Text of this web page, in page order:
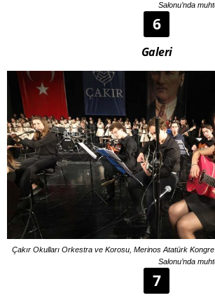
Salonu’nda
6
Galeri
Çakır Okulları Orkestra ve Korosu, Merinos Atatürk
Salonu’nda
7